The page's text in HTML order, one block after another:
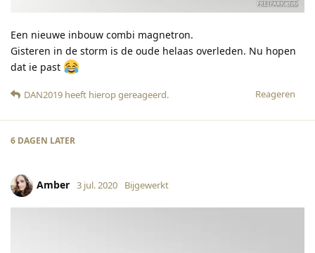
Een nieuwe inbouw combi magnetron.
Gisteren in de storm is de oude helaas overleden. Nu hopen
dat ie past
Reageren
DAN2019 heeft hierop gereageerd.
6 DAGEN LATER
Amber 3 jul. 2020 Bijgewerkt